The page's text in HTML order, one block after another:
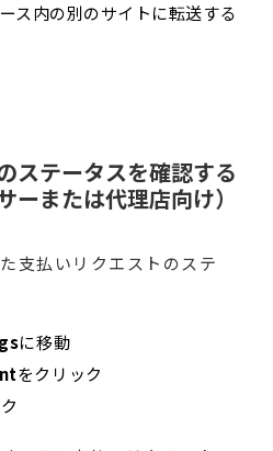
ス内の別のサイトに転送する
ステータスを確認する
ーまたは代理店向け）
支払いリクエストのステ
に移動
をクリック